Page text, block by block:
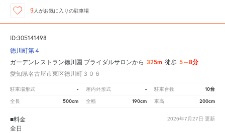
9 人がお気に入りの駐車場
ID:305141498
徳川町第４
ガーデンレストラン徳川園 ブライダルサロンから 325m 徒歩 5～8分
愛知県名古屋市東区徳川町３０６
駐車場形式 - 屋内外形式 - 駐車台数 10台
全長 500cm 全幅 190cm 車高 200cm
2026年7月27日 更新
■料金
全日